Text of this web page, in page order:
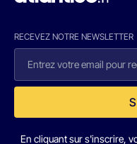
RECEVEZ NOTRE NEWSLETTER
En cliquant sur s'inscrire,